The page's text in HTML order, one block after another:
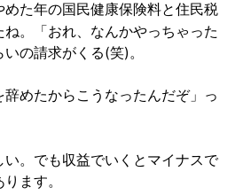
た年の国民健康保険料と住民税
。「おれ、なんかやっちゃった
の請求がくる(笑)。
めたからこうなったんだぞ」っ
。でも収益でいくとマイナスで
ます。